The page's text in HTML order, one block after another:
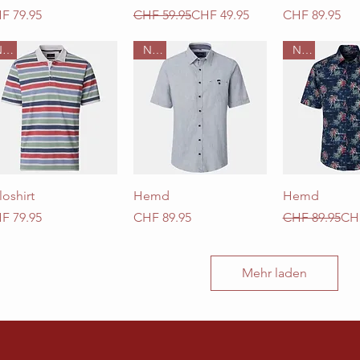
79.95
Standardpreis
CHF 59.95
Sale-Preis CHF 49.95
Preis
CHF 89.95
Schnellansicht
Neu
79.95
Schnellansicht
Neu
Hemd
Preis
CHF 89.95
Neu
Hemd
CHF 89.95
Sale-Preis
Mehr laden